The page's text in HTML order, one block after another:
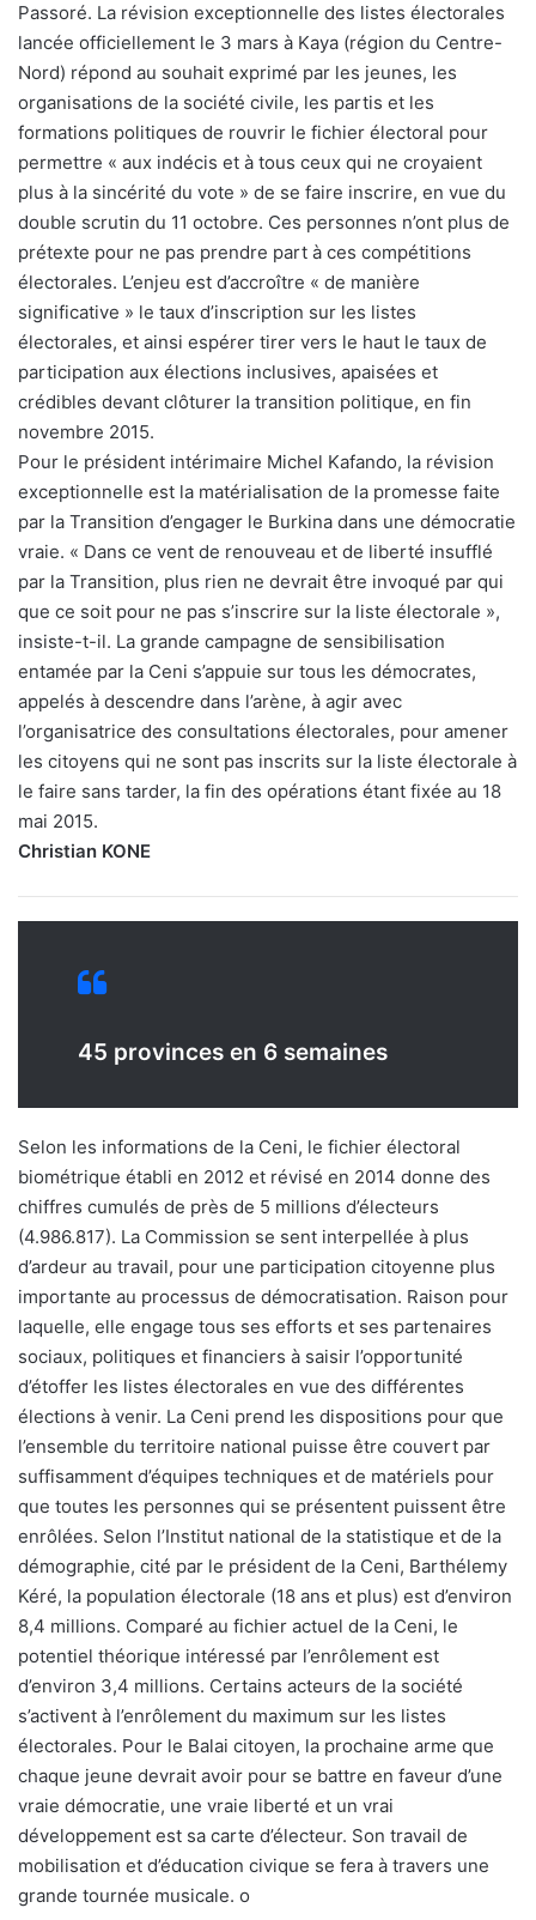
Passoré. La révision exceptionnelle des listes électorales
lancée officiellement le 3 mars à Kaya (région du Centre-
Nord) répond au souhait exprimé par les jeunes, les
organisations de la société civile, les partis et les
formations politiques de rouvrir le fichier électoral pour
permettre « aux indécis et à tous ceux qui ne croyaient
plus à la sincérité du vote » de se faire inscrire, en vue du
double scrutin du 11 octobre. Ces personnes n’ont plus de
prétexte pour ne pas prendre part à ces compétitions
électorales. L’enjeu est d’accroître « de manière
significative » le taux d’inscription sur les listes
électorales, et ainsi espérer tirer vers le haut le taux de
participation aux élections inclusives, apaisées et
crédibles devant clôturer la transition politique, en fin
novembre 2015.
Pour le président intérimaire Michel Kafando, la révision
exceptionnelle est la matérialisation de la promesse faite
par la Transition d’engager le Burkina dans une démocratie
vraie. « Dans ce vent de renouveau et de liberté insufflé
par la Transition, plus rien ne devrait être invoqué par qui
que ce soit pour ne pas s’inscrire sur la liste électorale »,
insiste-t-il. La grande campagne de sensibilisation
entamée par la Ceni s’appuie sur tous les démocrates,
appelés à descendre dans l’arène, à agir avec
l’organisatrice des consultations électorales, pour amener
les citoyens qui ne sont pas inscrits sur la liste électorale à
le faire sans tarder, la fin des opérations étant fixée au 18
mai 2015.
Christian KONE
45 provinces en 6 semaines
Selon les informations de la Ceni, le fichier électoral
biométrique établi en 2012 et révisé en 2014 donne des
chiffres cumulés de près de 5 millions d’électeurs
(4.986.817). La Commission se sent interpellée à plus
d’ardeur au travail, pour une participation citoyenne plus
importante au processus de démocratisation. Raison pour
laquelle, elle engage tous ses efforts et ses partenaires
sociaux, politiques et financiers à saisir l’opportunité
d’étoffer les listes électorales en vue des différentes
élections à venir. La Ceni prend les dispositions pour que
l’ensemble du territoire national puisse être couvert par
suffisamment d’équipes techniques et de matériels pour
que toutes les personnes qui se présentent puissent être
enrôlées. Selon l’Institut national de la statistique et de la
démographie, cité par le président de la Ceni, Barthélemy
Kéré, la population électorale (18 ans et plus) est d’environ
8,4 millions. Comparé au fichier actuel de la Ceni, le
potentiel théorique intéressé par l’enrôlement est
d’environ 3,4 millions. Certains acteurs de la société
s’activent à l’enrôlement du maximum sur les listes
électorales. Pour le Balai citoyen, la prochaine arme que
chaque jeune devrait avoir pour se battre en faveur d’une
vraie démocratie, une vraie liberté et un vrai
développement est sa carte d’électeur. Son travail de
mobilisation et d’éducation civique se fera à travers une
grande tournée musicale. o